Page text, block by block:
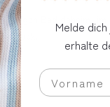
Bad daheim,
Melde
erhalte